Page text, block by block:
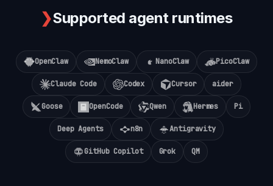
❯Supported agent runtimes
OpenClaw NemoClaw NanoClaw PicoClaw
Claude Code Codex Cursor aider
Goose OpenCode Qwen Hermes Pi
Deep Agents n8n Antigravity
GitHub Copilot Grok QM